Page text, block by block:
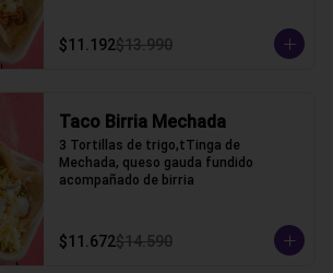
$11.192$13.990
Taco Birria Mechada
3 Tortillas de trigo,tTinga de
Mechada, queso gauda fundido
acompañado de birria
$11.672$14.590